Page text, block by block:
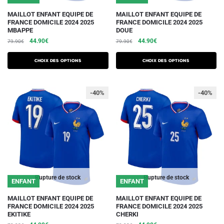
MAILLOT ENFANT EQUIPE DE
FRANCE DOMICILE 2024 2025
MBAPPE
79.90€
Le
initial
était :
44.90€Le
actuel
est :
Choix des options
Ce
produit
a
plusieurs
variations.
peuvent
être
choisies
page
produit
MAILLOT ENFANT EQUIPE DE
FRANCE DOMICILE 2024 2025
DOUE
79.90€
Le
initial
était :
44.90€Le
actuel
est :
Choix des options
Ce
produit
a
plusieurs
variations.
peuvent
être
choisies
page
produit
Rupture de stock
ENFANT
-40%
MAILLOT ENFANT EQUIPE DE
FRANCE DOMICILE 2024 2025
EKITIKE
Ce
produit
a
Rupture de stock
ENFANT
-40%
MAILLOT ENFANT EQUIPE DE
FRANCE DOMICILE 2024 2025
CHERKI
Ce
produit
a